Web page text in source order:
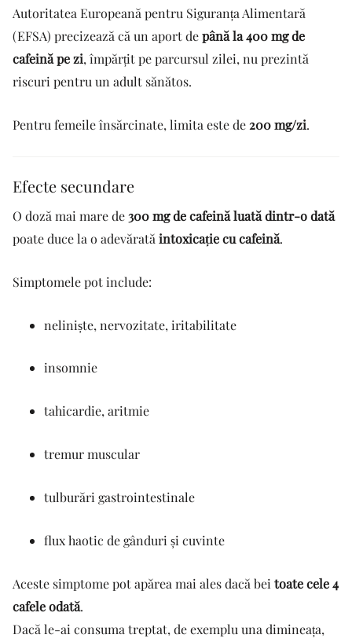
Autoritatea Europeană pentru Siguranța Alimentară
(EFSA) precizează că un aport depână la 400 mg de
cafeină pe zi, împărțit pe parcursul zilei, nu prezintă
riscuri pentru un adult sănătos.
Pentru femeile însărcinate, limita este de200 mg/zi.
Efecte secundare
O doză mai mare de300 mg de cafeină luată dintr-o dată
poate duce la o adevărată intoxicație cu cafeină.
Simptomele pot include:
neliniște, nervozitate, iritabilitate
insomnie
tahicardie, aritmie
tremur muscular
tulburări gastrointestinale
flux haotic de gânduri și cuvinte
Aceste simptome pot apărea mai ales dacă bei toate cele 4
cafele odată.
Dacă le-ai consuma treptat, de exemplu una dimineața,